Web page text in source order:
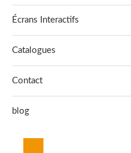
Écrans Interactifs
Catalogues
Contact
blog